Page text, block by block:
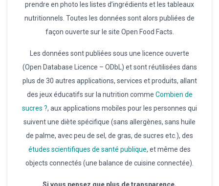
prendre en photo les listes d’ingrédients et les tableaux
nutritionnels. Toutes les données sont alors publiées de
façon ouverte sur le site Open Food Facts.
Les données sont publiées sous une licence ouverte
(Open Database Licence – ODbL) et sont réutilisées dans
plus de 30 autres applications, services et produits, allant
des jeux éducatifs sur la nutrition comme Combien de
sucres ?, aux applications mobiles pour les personnes qui
suivent une diète spécifique (sans allergènes, sans huile
de palme, avec peu de sel, de gras, de sucres etc.), des
études scientifiques de santé publique, et même des
objects connectés (une balance de cuisine connectée).